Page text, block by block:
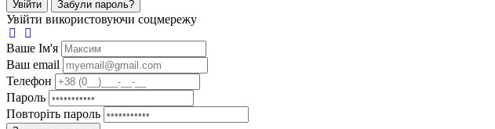
Увійти Забули пароль?
Увійти використовуючи соцмережу
Ваше Iм'я
Ваш email
Телефон
Пароль
Повторіть пароль